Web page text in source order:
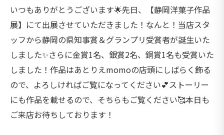
いつもありがとうございます🌟先日、【静岡洋菓子作品
展】にて出展させていただきました！なんと！当店スタ
ッフから静岡の県知事賞＆グランプリ受賞者が誕生いた
しました✨さらに金賞1名、銀賞2名、銅賞1名も受賞いた
しました！作品はあとりえmomoの店頭にしばらく飾る
ので、よろしければご覧になってください💕ストーリー
にも作品を載せるので、そちらもご覧ください🥰本日も
ご来店お待ちしております！